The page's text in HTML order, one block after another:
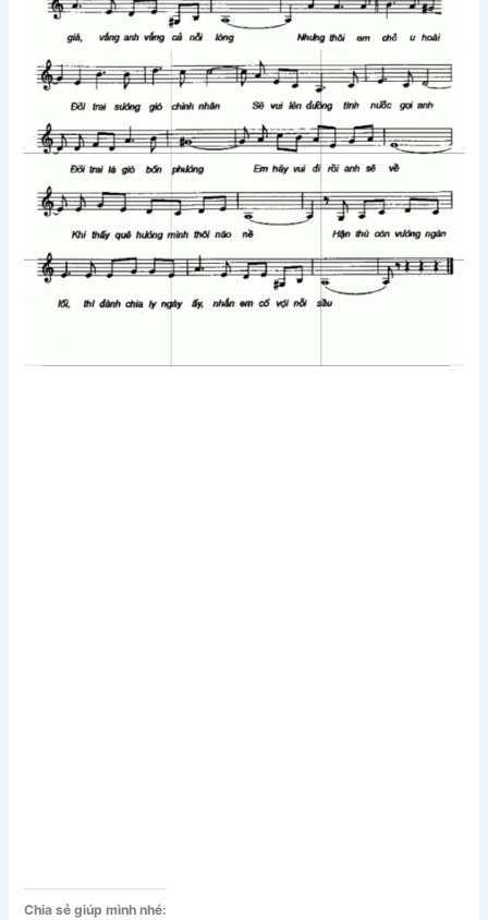
Chia sẻ giúp mình nhé: